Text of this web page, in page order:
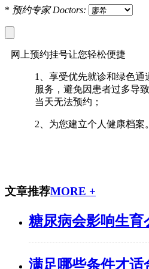
* 预约专家Doctors:
网上预约挂号让您轻松便捷
1、 享受优先就诊和绿色通
服务，避免因患者过多导致
当天无法预约；
2、 为您建立个人健康档案。
文章推荐MORE +
糖尿病会影响生育
满足哪些条件才适